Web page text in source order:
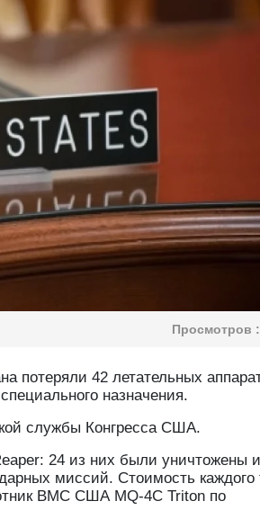
Просмотров :
потеряли 42 летательных
назначения.
службы Конгресса США.
24 из них были уничтожены
миссий. Стоимость каждого
ВМС США MQ-4C Triton по